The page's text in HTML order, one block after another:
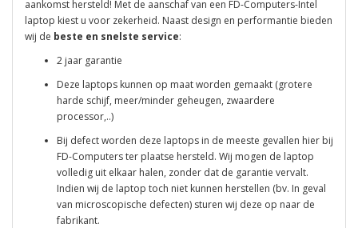
aankomst hersteld! Met de aanschaf van een FD-Computers-Intel
laptop kiest u voor zekerheid. Naast design en performantie bieden
wij de beste en snelste service:
2 jaar garantie
Deze laptops kunnen op maat worden gemaakt (grotere
harde schijf, meer/minder geheugen, zwaardere
processor,..)
Bij defect worden deze laptops in de meeste gevallen hier bij
FD-Computers ter plaatse hersteld. Wij mogen de laptop
volledig uit elkaar halen, zonder dat de garantie vervalt.
Indien wij de laptop toch niet kunnen herstellen (bv. In geval
van microscopische defecten) sturen wij deze op naar de
fabrikant.